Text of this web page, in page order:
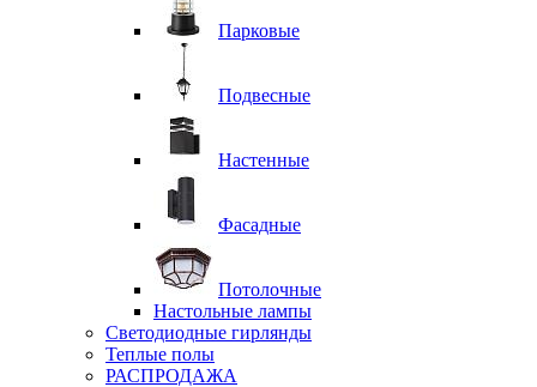
Парковые
Подвесные
Настенные
Фасадные
Потолочные
Настольные лампы
Светодиодные гирлянды
Теплые полы
РАСПРОДАЖА